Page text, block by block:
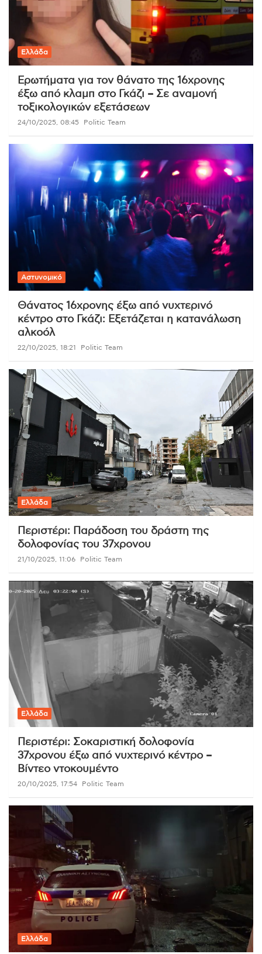
Ελλάδα
Ερωτήματα για τον θάνατο της 16χρονης
έξω από κλαμπ στο Γκάζι – Σε αναμονή
τοξικολογικών εξετάσεων
24/10/2025, 08:45 Politic Team
Αστυνομικό
Θάνατος 16χρονης έξω από νυχτερινό
κέντρο στο Γκάζι: Εξετάζεται η κατανάλωση
αλκοόλ
22/10/2025, 18:21 Politic Team
Ελλάδα
Περιστέρι: Παράδοση του δράστη της
δολοφονίας του 37χρονου
21/10/2025, 11:06 Politic Team
Ελλάδα
Περιστέρι: Σοκαριστική δολοφονία
37χρονου έξω από νυχτερινό κέντρο –
Βίντεο ντοκουμέντο
20/10/2025, 17:54 Politic Team
Ελλάδα